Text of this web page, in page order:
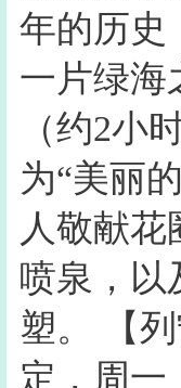
年的历史
一片绿海
（约2小
为“美丽
人敬献
喷泉，以
塑。 【
定，周一